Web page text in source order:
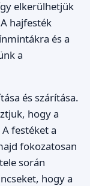
elkerülhetjük
hajfesték
és a
a
és szárítása.
hogy a
festéket a
fokozatosan
során
hogy a